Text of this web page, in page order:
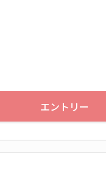
エントリー